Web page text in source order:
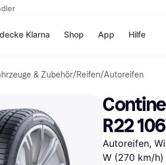
Klarna
Zahlungsmethoden
Sofort bezahlen
Bezahle in 3
Teilzahlungen
Bezahle in bis zu 30
Ratenzahlung
Shop
Shops
H&M
Temu
App Hilfe
& Zubehör/Reifen/Autoreifen
R22
Autoreifen,
W (270 km/h)